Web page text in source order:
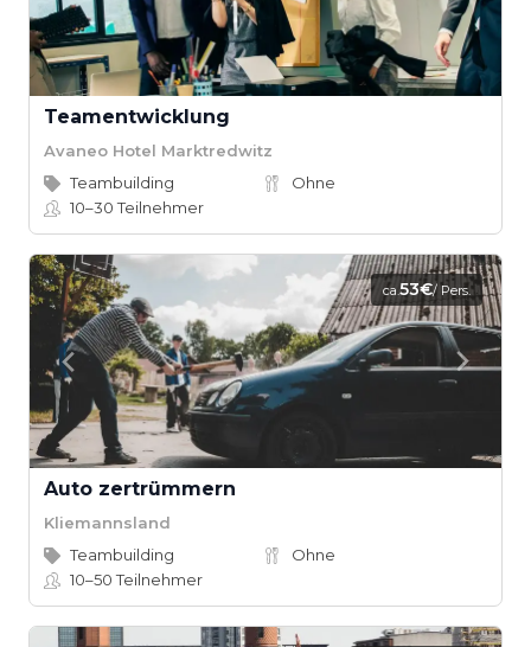
Teamentwicklung
Avaneo Hotel Marktredwitz
Teambuilding
Ohne
10–30Teilnehmer
ca.53€/ Pers.
Auto zertrümmern
Kliemannsland
Teambuilding
Ohne
10–50Teilnehmer